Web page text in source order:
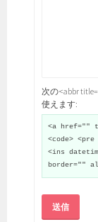
次の<abbr
使えます:
<a href=""
<code>
<ins
border=""
送信